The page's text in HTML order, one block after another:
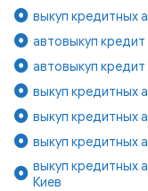
выкуп кредитных
автовыкуп
автовыкуп
выкуп кредитных
выкуп кредитных
выкуп кредитных
выкуп кредитных
Киев